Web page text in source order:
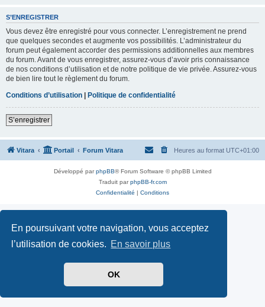
En poursuivant votre navigation, vous acceptez
l’utilisation de cookies. En savoir plus
OK
S’ENREGISTRER
Vous devez être enregistré pour vous connecter. L’enregistrement ne prend
que quelques secondes et augmente vos possibilités. L’administrateur du
forum peut également accorder des permissions additionnelles aux membres
du forum. Avant de vous enregistrer, assurez-vous d’avoir pris connaissance
de nos conditions d’utilisation et de notre politique de vie privée. Assurez-vous
de bien lire tout le règlement du forum.
Conditions d’utilisation | Politique de confidentialité
S’enregistrer
Vitara Portail Forum Vitara Heures au format UTC+01:00
Développé parphpBB® Forum Software © phpBB Limited
Traduit parphpBB-fr.com
Confidentialité | Conditions